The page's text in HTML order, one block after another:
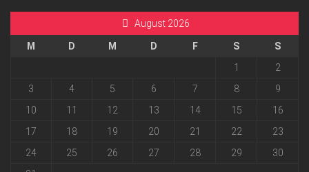
August 2026
M D M D F S
S
1
2
3
4 5 6 7 8
9
10
11 12 13 14 15
16
17
18 19 20 21 22
23
24
25 26 27 28 29
30